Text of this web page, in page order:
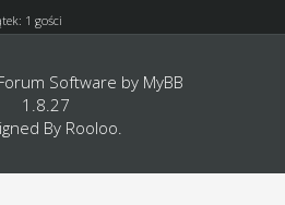
1 gości
Software by MyBB
1.8.27
By Rooloo